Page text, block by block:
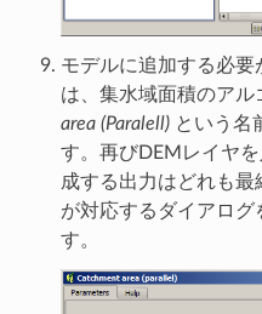
モデルに追加する必要
は、集水域面積のアル
area (Paralell)という名
す。再びDEMレイヤ
成する出力はどれも
が対応するダイアロ
す。